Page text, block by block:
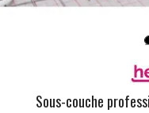
Sous-couche